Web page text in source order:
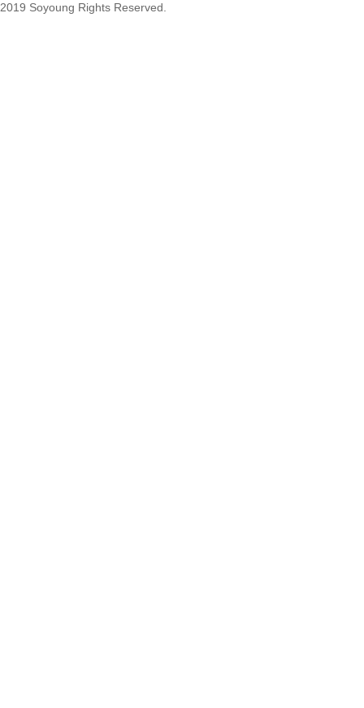
2019 Soyoung Rights Reserved.